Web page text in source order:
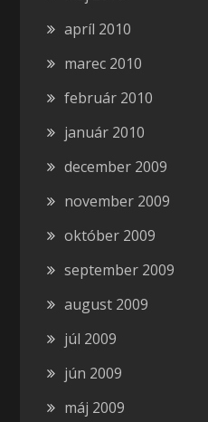
apríl 2010
marec 2010
február 2010
január 2010
december 2009
november 2009
október 2009
september 2009
august 2009
júl 2009
jún 2009
máj 2009